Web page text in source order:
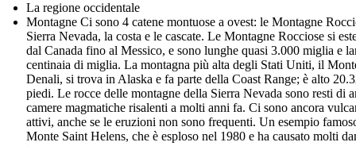
La regione occidentale
Montagne Ci sono 4 catene montuose a ovest: le Montagne
Sierra Nevada, la costa e le cascate. Le Montagne Rocciose si
dal Canada fino al Messico, e sono lunghe quasi 3.000 miglia e
centinaia di miglia. La montagna più alta degli Stati Uniti, il
Denali, si trova in Alaska e fa parte della Coast Range; è alto
piedi. Le rocce delle montagne della Sierra Nevada sono resti di
camere magmatiche risalenti a molti anni fa. Ci sono ancora
attivi, anche se le eruzioni non sono frequenti. Un esempio
Monte Saint Helens, che è esploso nel 1980 e ha causato molti